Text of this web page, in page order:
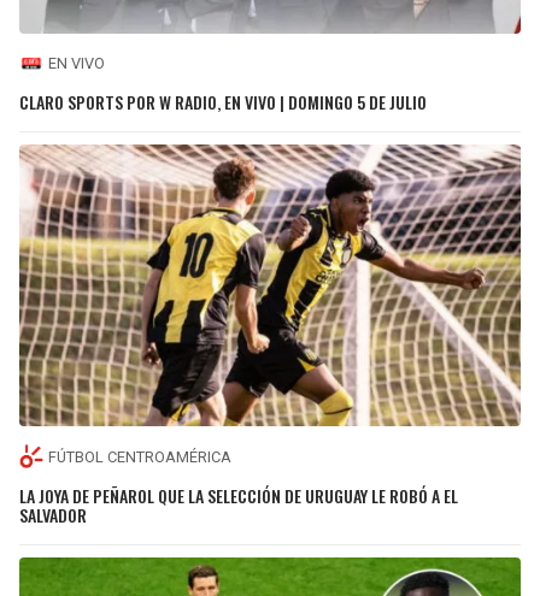
EN VIVO
CLARO SPORTS POR W RADIO, EN VIVO | DOMINGO 5 DE JULIO
FÚTBOL CENTROAMÉRICA
LA JOYA DE PEÑAROL QUE LA SELECCIÓN DE URUGUAY LE ROBÓ A EL
SALVADOR